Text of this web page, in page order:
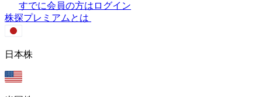
すでに会員の方はログイン
株探プレミアムとは
日本株